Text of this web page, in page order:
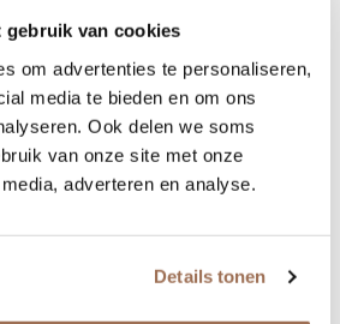
gebruik van cookies
om advertenties te personaliseren,
media te bieden en om ons
Ook delen we soms
van onze site met onze
adverteren en analyse.
Details tonen